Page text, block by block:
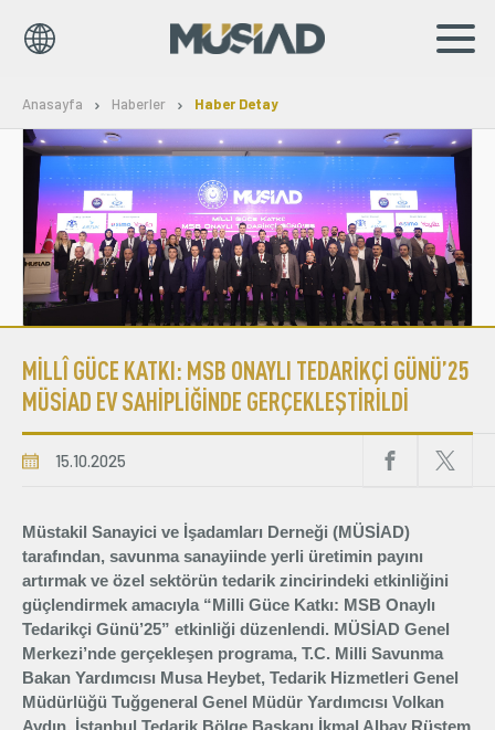
Kurumsal
Markalar
Haberler
Yayınlar
Sosyal Sorumluluk
Bilgi Merkezi
Üyelik
E-İşlemler
İletişim Hakkımızda Galeri
Anasayfa Haberler Haber Detay
MİLLÎ GÜCE KATKI: MSB ONAYLI TEDARİKÇİ GÜNÜ’25
MÜSİAD EV SAHİPLİĞİNDE GERÇEKLEŞTİRİLDİ
15.10.2025
Müstakil Sanayici ve İşadamları Derneği (MÜSİAD)
tarafından, savunma sanayiinde yerli üretimin payını
artırmak ve özel sektörün tedarik zincirindeki etkinliğini
güçlendirmek amacıyla “Milli Güce Katkı: MSB Onaylı
Tedarikçi Günü’25” etkinliği düzenlendi. MÜSİAD Genel
Merkezi’nde gerçekleşen programa, T.C. Milli Savunma
Bakan Yardımcısı Musa Heybet, Tedarik Hizmetleri Genel
Müdürlüğü Tuğgeneral Genel Müdür Yardımcısı Volkan
Aydın, İstanbul Tedarik Bölge Başkanı İkmal Albay Rüstem